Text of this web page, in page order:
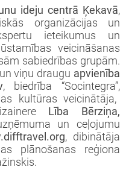
ideju centrā Ķekavā,
organizācijas un
ieteikumus un
veicināšanas
sabiedrības grupām.
viņu draugu apvienība
, biedrība “Socintegra”,
kultūras veicinātāja,
Lība Bērziņa,
un ceļojumu
, dibinātāja
plānošanas reģiona
2009-
2009-